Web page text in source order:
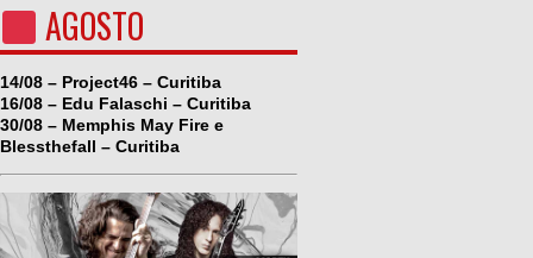
AGOSTO
14/08 – Project46 – Curitiba
16/08 – Edu Falaschi – Curitiba
30/08 – Memphis May Fire e
Blessthefall – Curitiba